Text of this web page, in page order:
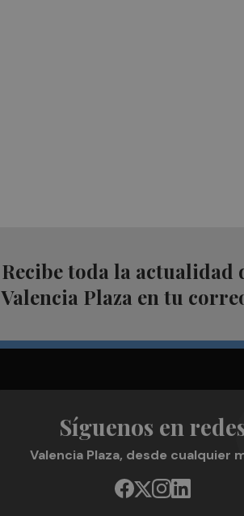
Recibe toda la actualidad
Valencia Plaza en tu
Síguenos en
Valencia Plaza, desde cualquier